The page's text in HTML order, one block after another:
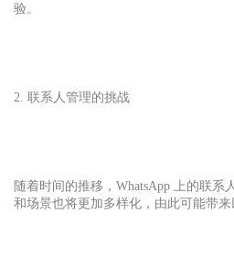
验。
2. 联系人管理的挑战
随着时间的推移，WhatsApp 上的联系
和场景也将更加多样化，由此可能带来